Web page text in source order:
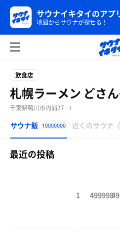
サウナイキタイのアプ
地図からサウナが探せる！
飲食店
札幌ラーメン どさ
千葉県鴨川市内浦27−１
サウナ飯 10000000 近くのサウナ（
最近の投稿
1 499998